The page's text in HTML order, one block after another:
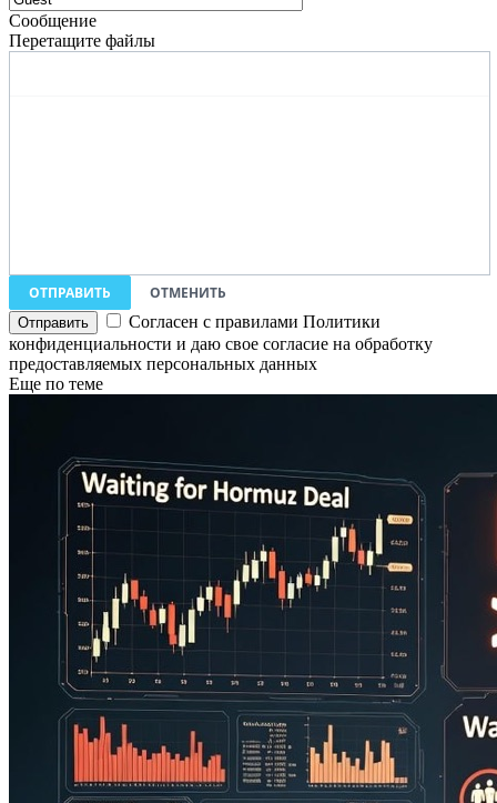
Сообщение
Перетащите файлы
ОТПРАВИТЬ
ОТМЕНИТЬ
Согласен с правилами Политики
конфиденциальности и даю свое согласие на обработку
предоставляемых персональных данных
Еще по теме